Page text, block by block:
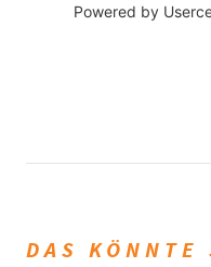
Powered by
DAS KÖNNTE